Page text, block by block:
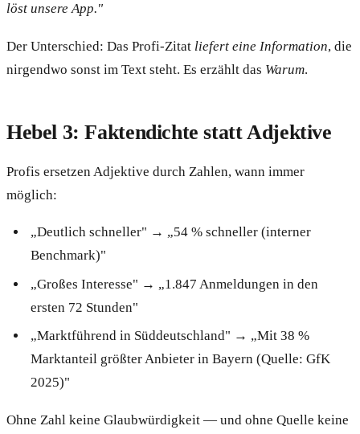
löst unsere App."
Der Unterschied: Das Profi-Zitat liefert eine Information, die
nirgendwo sonst im Text steht. Es erzählt das Warum.
Hebel 3: Faktendichte statt Adjektive
Profis ersetzen Adjektive durch Zahlen, wann immer
möglich:
„Deutlich schneller" → „54 % schneller (interner
Benchmark)"
„Großes Interesse" → „1.847 Anmeldungen in den
ersten 72 Stunden"
„Marktführend in Süddeutschland" → „Mit 38 %
Marktanteil größter Anbieter in Bayern (Quelle: GfK
2025)"
Ohne Zahl keine Glaubwürdigkeit — und ohne Quelle keine